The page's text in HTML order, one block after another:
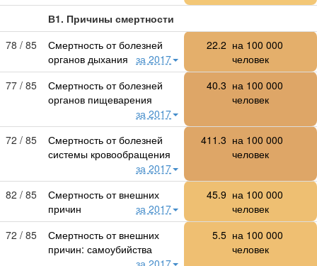
В1. Причины смертности
78 / 85
Смертность от болезней
органов дыхания за 2017
22.2 на 100 000
человек
77 / 85
Смертность от болезней
органов пищеварения
за 2017
40.3 на 100 000
человек
72 / 85
Смертность от болезней
системы кровообращения
за 2017
411.3 на 100 000
человек
82 / 85
Смертность от внешних
причин
за 2017
45.9 на 100 000
человек
72 / 85
Смертность от внешних
причин: самоубийства
за 2017
5.5 на 100 000
человек